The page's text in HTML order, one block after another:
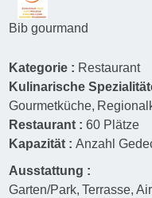
Bib gourmand
Kategorie : Restaurant
Kulinarische
Gourmetküche
Restaurant :60 Plätze
Kapazität :Anzahl
Ausstattung :
Garten/Park Terrasse